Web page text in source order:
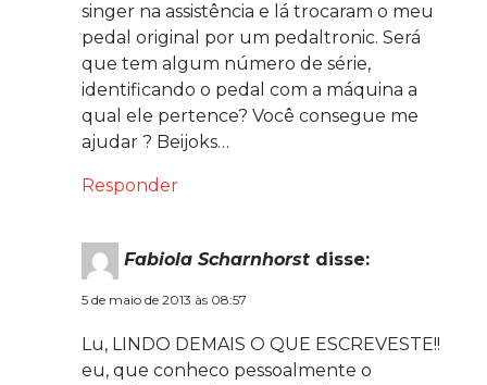
singer na assistência e lá trocaram o meu
pedal original por um pedaltronic. Será
que tem algum número de série,
identificando o pedal com a máquina a
qual ele pertence? Você consegue me
ajudar ? Beijoks…
Responder
Fabiola Scharnhorst disse:
5 de maio de 2013 às 08:57
Lu, LINDO DEMAIS O QUE ESCREVESTE!!
eu, que conheco pessoalmente o